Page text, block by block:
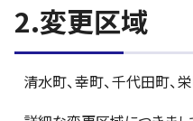
2.変更区域
清水町、幸町、千代田町、